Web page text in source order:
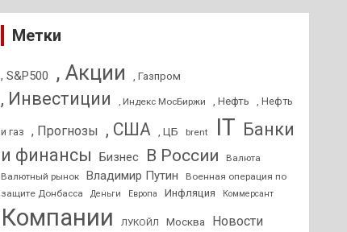
Метки
, S&P500 , Акции , Газпром
, Инвестиции , Индекс МосБиржи , Нефть , Нефть
и газ , Прогнозы , США , ЦБ brent IT Банки
и финансы
Бизнес В России
Валюта
Валютный рынок
Владимир Путин
Военная операция по
защите Донбасса
Деньги Европа Инфляция Коммерсант
Компании ЛУКОЙЛ Москва
Новости